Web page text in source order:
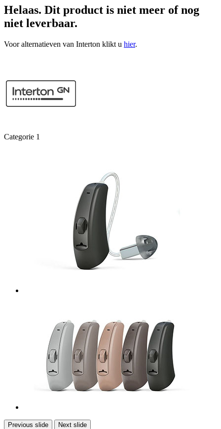
Helaas. Dit product is niet meer of nog
niet leverbaar.
Voor alternatieven van Interton klikt u hier.
Categorie 1
Previous slide Next slide